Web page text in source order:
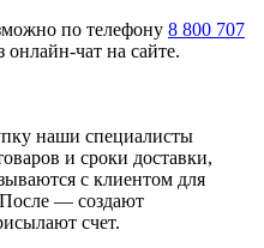
по телефону 8 800 707
онлайн-чат на сайте.
наши специалисты
и сроки доставки,
с клиентом для
После — создают
счет.